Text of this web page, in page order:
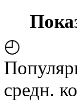
◴
средн.